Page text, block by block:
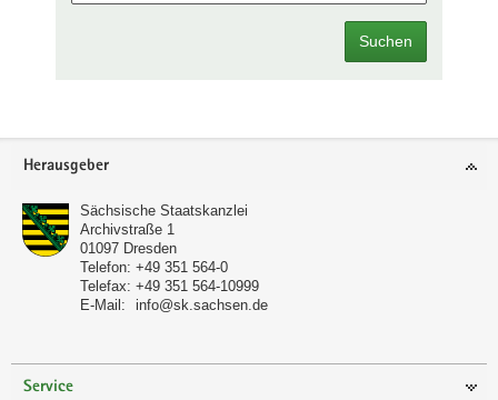
Suchen
Footer-
Herausgeber
Sächsische Staatskanzlei
Archivstraße 1
01097 Dresden
Telefon: +49 351 564-0
Telefax: +49 351 564-10999
E-Mail:
info@sk.sachsen.de
Service